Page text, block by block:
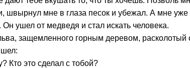
швырнул мне в глаза песок и убежал. А мне
ушел от медведя и стал искать человека.
защемленного горным деревом,
Кто это сделал с тобой?